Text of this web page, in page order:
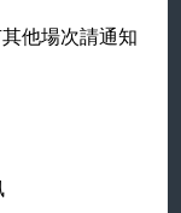
他場次請通知